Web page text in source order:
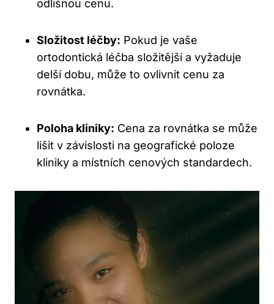
odlišnou cenu.
Složitost léčby: Pokud je vaše
ortodontická léčba složitější a vyžaduje
delší dobu, může to ovlivnit cenu za
rovnátka.
Poloha kliniky: Cena za rovnátka se může
lišit v závislosti na geografické poloze
kliniky a místních cenových standardech.